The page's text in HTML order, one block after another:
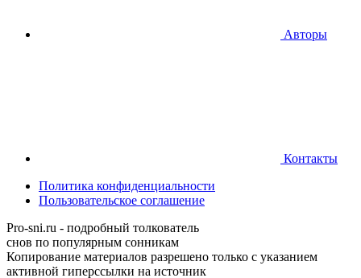
Авторы
Контакты
Политика конфиденциальности
Пользовательское соглашение
Pro-sni.ru - подробный толкователь
снов по популярным сонникам
Копирование материалов разрешено только с указанием
активной гиперссылки на источник